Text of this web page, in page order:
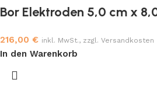
Bor Elektroden 5,0 cm x
216,00 € inkl. MwSt., zzgl. Versandkosten
In den Warenkorb